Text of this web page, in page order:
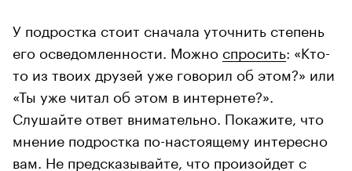
У подростка стоит сначала уточнить степень
его осведомленности. Можно спросить: «Кто-
то из твоих друзей уже говорил об этом?» или
«Ты уже читал об этом в интернете?».
Слушайте ответ внимательно. Покажите, что
мнение подростка по-настоящему интересно
вам. Не предсказывайте, что произойдет с